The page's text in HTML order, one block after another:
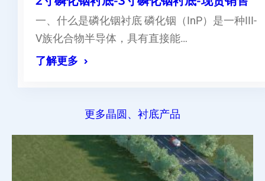
一、什么是磷化铟衬底 磷化铟（InP）是一种III-
V族化合物半导体，具有直接能…
了解更多
更多晶圆、衬底产品